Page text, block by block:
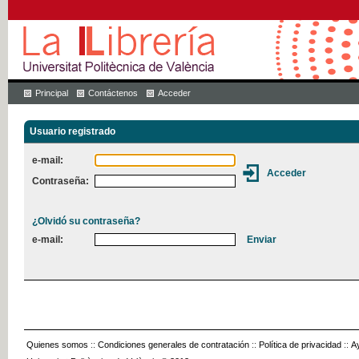
Principal Contáctenos Acceder
Usuario registrado
e-mail:
Contraseña:
¿Olvidó su contraseña?
e-mail:
Quienes somos :: Condiciones generales de contratación :: Política de privacidad ::